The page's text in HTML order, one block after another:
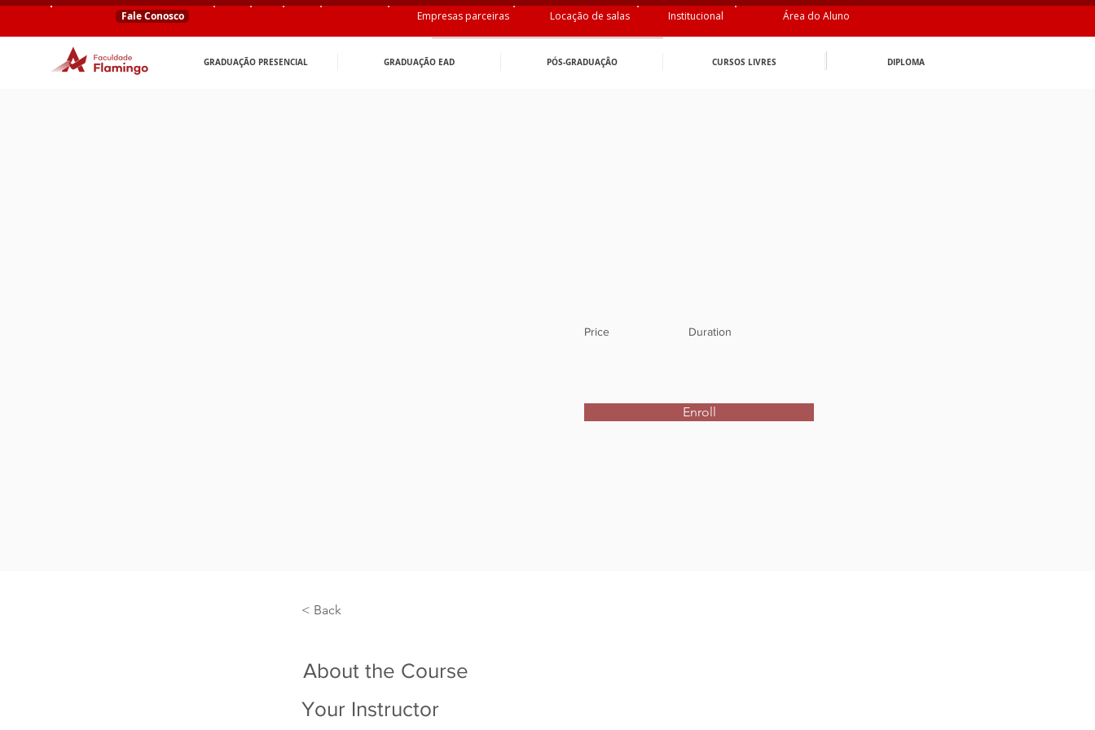
Fale Conosco Locação de salas Institucional
Empresas parceiras Área do Aluno
GRADUAÇÃO PRESENCIAL GRADUAÇÃO EAD PÓS-GRADUAÇÂO CURSOS LIVRES DIPLOMA
Price Duration
Enroll
< Back
About the Course
Your Instructor